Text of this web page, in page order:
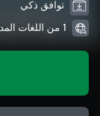
توافق ذكي
1 من اللغات المدعمة